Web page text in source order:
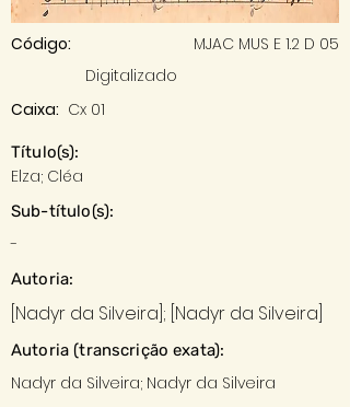
Código:
MJAC MUS E 1.2 D 05
Digitalizado
Caixa: Cx 01
Título(s):
Elza; Cléa
Sub-título(s):
-
Autoria:
[Nadyr da Silveira]; [Nadyr da Silveira]
Autoria (transcrição exata):
Nadyr da Silveira; Nadyr da Silveira